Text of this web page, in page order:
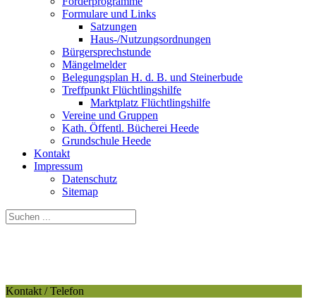
Formulare und Links
Satzungen
Haus-/Nutzungsordnungen
Bürgersprechstunde
Mängelmelder
Belegungsplan H. d. B. und Steinerbude
Treffpunkt Flüchtlingshilfe
Marktplatz Flüchtlingshilfe
Vereine und Gruppen
Kath. Öffentl. Bücherei Heede
Grundschule Heede
Kontakt
Impressum
Datenschutz
Sitemap
Kontakt / Telefon